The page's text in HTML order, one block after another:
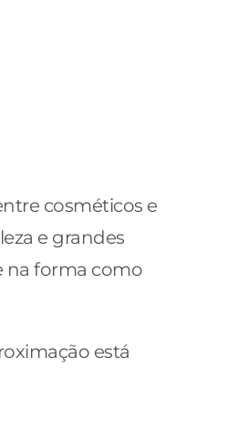
cosméticos e
e grandes
na forma como
está